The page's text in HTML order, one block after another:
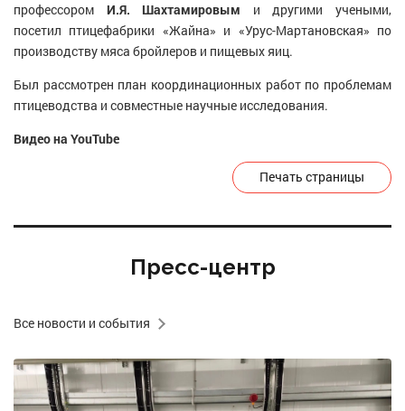
профессором И.Я. Шахтамировым и другими учеными,
посетил птицефабрики «Жайна» и «Урус-Мартановская» по
производству мяса бройлеров и пищевых яиц.
Был рассмотрен план координационных работ по проблемам
птицеводства и совместные научные исследования.
Видео на YouTube
Печать страницы
Пресс-центр
Все новости и события